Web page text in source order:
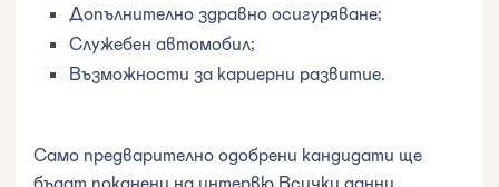
Допълнително здравно осигуряване;
Служебен автомобил;
Възможности за кариерни развитие.
Само предварително одобрени кандидати ще
бъдат поканени на интервю.Всички данни,